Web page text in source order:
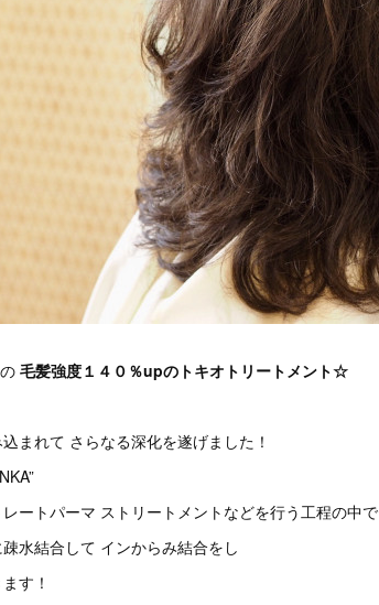
毛髪強度１４０％upのトキオトリートメント☆
まれて さらなる深化を遂げました！
ートパーマ ストリートメントなどを行う工程の中で
水結合して インからみ結合をし
す！